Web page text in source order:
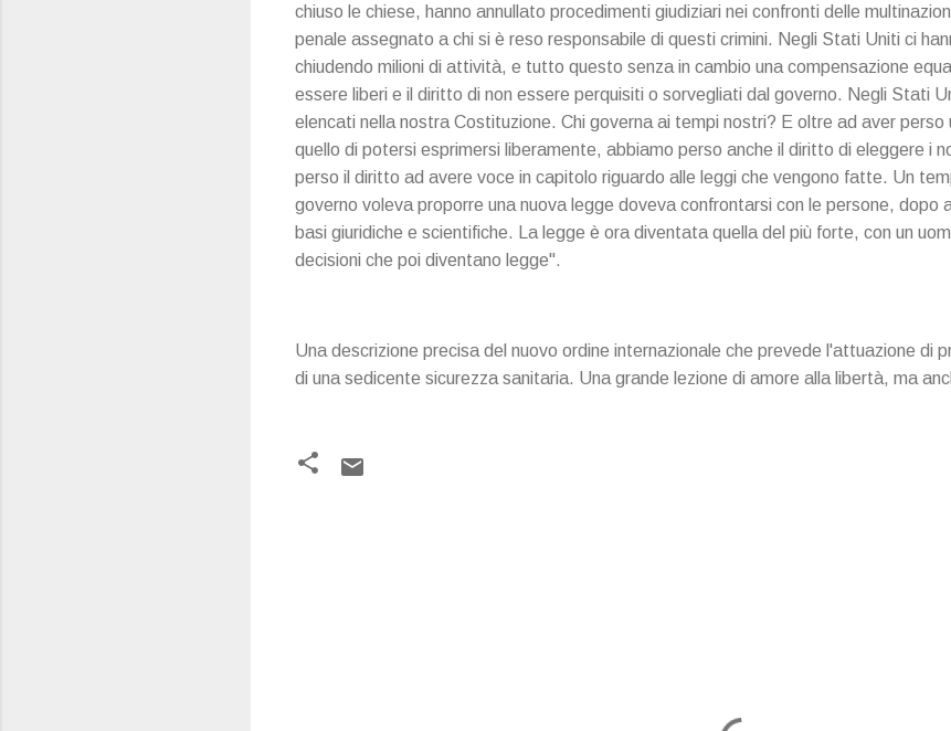
chiuso le chiese, hanno annullato procedimenti giudiziari nei confronti delle
penale assegnato a chi si è reso responsabile di questi crimini. Negli Stati Uniti ci
chiudendo milioni di attività, e tutto questo senza in cambio una compensazione
essere liberi e il diritto di non essere perquisiti o sorvegliati dal governo. Negli Stati
elencati nella nostra Costituzione. Chi governa ai tempi nostri? E oltre ad aver perso
quello di potersi esprimersi liberamente, abbiamo perso anche il diritto di eleggere i
perso il diritto ad avere voce in capitolo riguardo alle leggi che vengono fatte. Un
governo voleva proporre una nuova legge doveva confrontarsi con le persone, dopo
basi giuridiche e scientifiche. La legge è ora diventata quella del più forte, con un
decisioni che poi diventano legge".
Una descrizione precisa del nuovo ordine internazionale che prevede l'attuazione di
di una sedicente sicurezza sanitaria. Una grande lezione di amore alla libertà, ma